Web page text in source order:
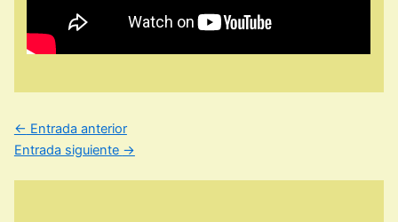
← Entrada anterior
Entrada siguiente →